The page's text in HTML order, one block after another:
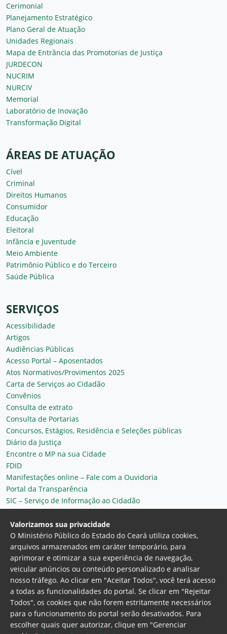
Cerimonial
Planejamento Estratégico
Plano Geral de Atuação
Unidades Regionais
Mapa de Entrância das Promotorias de Justiça
JURDECON
NUCRIM
NURCIV
Memorial
Laboratório de Inovação
Transformação Digital
ÁREAS DE ATUAÇÃO
Cível
Criminal
Direitos Humanos
Consumidor
Educação
Eleitoral
Infância e Juventude
Meio Ambiente
Patrimônio Público e do Terceiro
Saúde Pública
SERVIÇOS
Acessibilidade
Artigos
Audiências Públicas
Acesso Portal – Aposentados
Atos Normativos/Provimentos 2025
Carta de Serviços ao Cidadão
Convênios
Consulta de extrato
Consulta de Portarias
Concursos, Estágios, Residência e Seleções públicas
Diário da Justiça
Encontre o MP na sua Cidade
FDID
Manifestações online – Fale com a Ouvidoria
Portal da Transparência
SIC – Serviço de Informação ao Cidadão
Plantão MP do Ceará
Secretaria Geral
Ministério Público do Estado do Ceará
Procuradoria Geral de Justiça Av. Gen. Afonso
Valorizamos sua privacidade
O Ministério Público do Estado do Ceará utiliza cookies,
arquivos armazenados em caráter temporário, para
aprimorar e otimizar a sua experiência de navegação,
veicular anúncios ou conteúdo personalizado e analisar
nosso tráfego. Ao clicar em "Aceitar Todos", você terá acesso
a todas as funcionalidades do portal. Se clicar em "Rejeitar
Todos", os cookies que não forem estritamente necessários
para o funcionamento do portal serão desativados. Para
escolher quais quer autorizar, clique em "Gerenciar